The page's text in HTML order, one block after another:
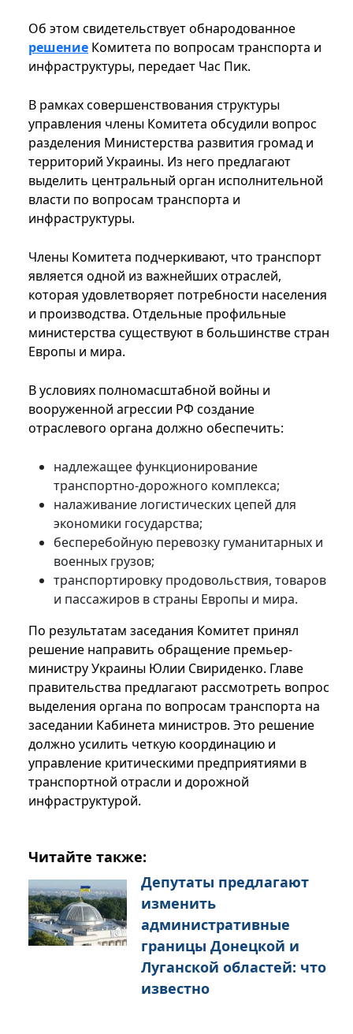
Об этом свидетельствует обнародованное
решение Комитета по вопросам транспорта и
инфраструктуры, передает Час Пик.
В рамках совершенствования структуры
управления члены Комитета обсудили вопрос
разделения Министерства развития громад и
территорий Украины. Из него предлагают
выделить центральный орган исполнительной
власти по вопросам транспорта и
инфраструктуры.
Члены Комитета подчеркивают, что транспорт
является одной из важнейших отраслей,
которая удовлетворяет потребности населения
и производства. Отдельные профильные
министерства существуют в большинстве стран
Европы и мира.
В условиях полномасштабной войны и
вооруженной агрессии РФ создание
отраслевого органа должно обеспечить:
надлежащее функционирование
транспортно-дорожного комплекса;
налаживание логистических цепей для
экономики государства;
бесперебойную перевозку гуманитарных и
военных грузов;
транспортировку продовольствия, товаров
и пассажиров в страны Европы и мира.
По результатам заседания Комитет принял
решение направить обращение премьер-
министру Украины Юлии Свириденко. Главе
правительства предлагают рассмотреть вопрос
выделения органа по вопросам транспорта на
заседании Кабинета министров. Это решение
должно усилить четкую координацию и
управление критическими предприятиями в
транспортной отрасли и дорожной
инфраструктурой.
Читайте также:
Депутаты предлагают
изменить
административные
границы Донецкой и
Луганской областей: что
известно